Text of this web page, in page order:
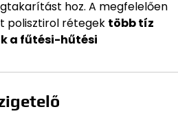
hoz. A megfelelően
polisztirol rétegek több tíz
a fűtési-hűtési